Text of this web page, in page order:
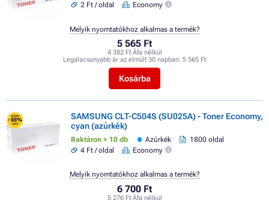
2 Ft / oldal
Economy
5 565 Ft
4 382 Ft Áfa nélkül
Legalacsonyabb ár az elmúlt 30 napban: 5 565 Ft
Kosárba
Melyik nyomtatókhoz alkalmas a termék?
FLASH
- 55%
SALE
SAMSUNG CLT-C504S (SU025A) - Toner Economy,
cyan (azúrkék)
Raktáron > 10 db Azúrkék
1800 oldal
4 Ft / oldal
Economy
6 700 Ft
5 276 Ft Áfa nélkül
Melyik nyomtatókhoz alkalmas a termék?